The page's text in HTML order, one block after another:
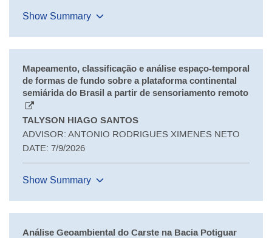
Show Summary
Mapeamento, classificação e análise espaço-temporal
de formas de fundo sobre a plataforma continental
semiárida do Brasil a partir de sensoriamento remoto
TALYSON HIAGO SANTOS
ADVISOR: ANTONIO RODRIGUES XIMENES NETO
DATE: 7/9/2026
Show Summary
Análise Geoambiental do Carste na Bacia Potiguar